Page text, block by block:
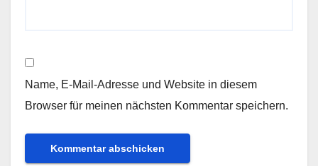
Name, E-Mail-Adresse und Website in diesem
Browser für meinen nächsten Kommentar speichern.